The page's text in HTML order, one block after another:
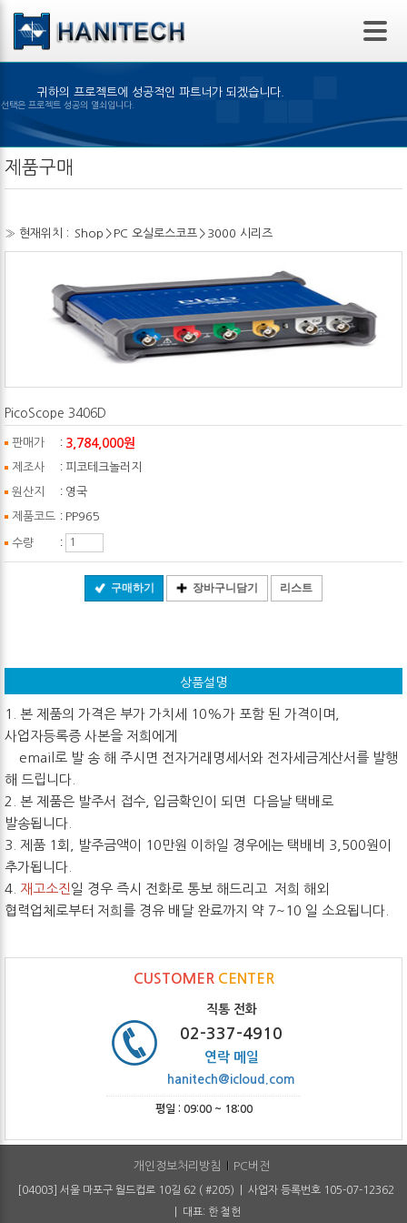
본문 바로가기
귀하의 프로젝트에 성공적인 파트너가 되겠습니다.
제품의 선택은 프로젝트 성공의 열쇠입니다.
제품구매
» 현재위치 : Shop > PC 오실로스코프 > 3000 시리즈
PicoScope 3406D
판매가 : 3,784,000원
제조사 : 피코테크놀러지
원산지 : 영국
제품코드 : PP965
수량 :
구매하기 장바구니담기 리스트
상품설명
1. 본 제품의 가격은 부가 가치세 10%가 포함 된 가격이며,
사업자등록증 사본을 저희에게
email로 발 송 해 주시면 전자거래명세서와 전자세금계산서를 발행
해 드립니다.
2. 본 제품은 발주서 접수, 입금확인이 되면 다음날 택배로
발송됩니다.
3. 제품 1회, 발주금액이 10만원 이하일 경우에는 택배비 3,500원이
추가됩니다.
4. 재고소진 일 경우 즉시 전화로 통보 해드리고 저희 해외
협력업체로부터 저희를 경유 배달 완료까지 약 7~10 일 소요됩니다.
CUSTOMER CENTER
직통 전화
02-337-4910
연락 메일
hanitech@icloud.com
평일 : 09:00 ~ 18:00
개인정보처리방침 PC버전
[04003] 서울 마포구 월드컵로 10길 62 ( #205) | 사업자 등록번호 105-07-12362
| 대표: 한 철헌